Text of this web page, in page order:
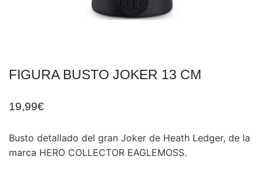
FIGURA BUSTO JOKER 13 CM
19,99€
Busto detallado del gran Joker de Heath Ledger, de la
marca HERO COLLECTOR EAGLEMOSS.